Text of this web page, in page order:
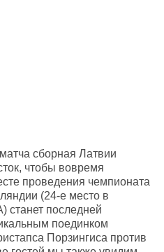
сборная Латвии
чтобы вовремя
проведения чемпионата
(24-е место в
станет последней
поединком
Порзингиса против